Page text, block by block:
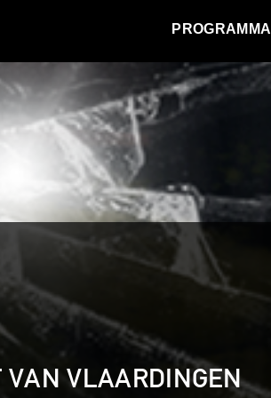
PROGRAMMA
VAN VLAARDINGEN